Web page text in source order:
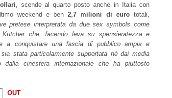
, scende al quarto posto anche in Italia con
weekend e ben2,7 milioni di eurototali,
pretese interpretata da due sex symbols come
che, facendo leva su spensieratezza e
a conquistare una fascia di pubblico ampia e
stata particolarmente supportata nè dai media
dalla cinesfera internazionale che ha piuttosto
OUT